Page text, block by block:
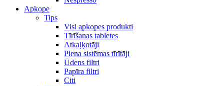
Apkope
Tips
Visi apkopes produkti
Tīrīšanas tabletes
Atkaļķotāji
Piena sistēmas tīrītāji
Ūdens filtri
Papīra filtri
Citi